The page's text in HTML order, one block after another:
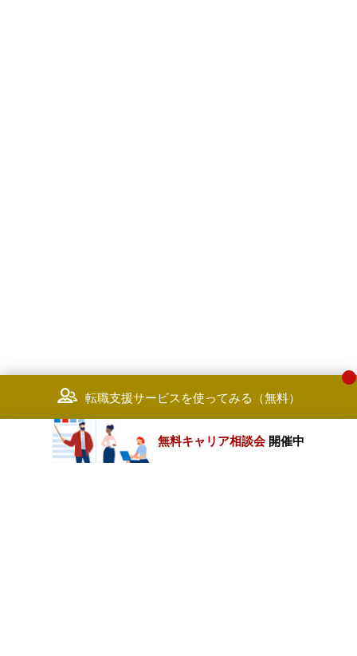
転職支援サービスを使ってみる（無料）
無料キャリア相談会 開催中